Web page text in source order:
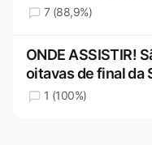
7 (88,9%)
ONDE ASSISTIR!
oitavas de final da
1 (100%)